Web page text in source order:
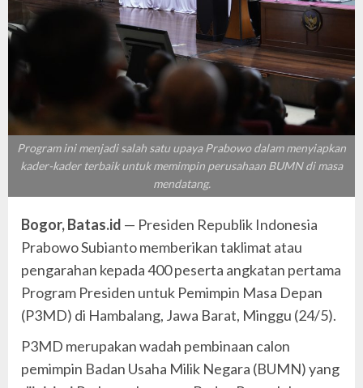
Program ini menjadi salah satu upaya Prabowo dalam menyiapkan
kader-kader terbaik untuk memimpin perusahaan BUMN di masa
mendatang.
Bogor, Batas.id — Presiden Republik Indonesia
Prabowo Subianto memberikan taklimat atau
pengarahan kepada 400 peserta angkatan pertama
Program Presiden untuk Pemimpin Masa Depan
(P3MD) di Hambalang, Jawa Barat, Minggu (24/5).
P3MD merupakan wadah pembinaan calon
pemimpin Badan Usaha Milik Negara (BUMN) yang